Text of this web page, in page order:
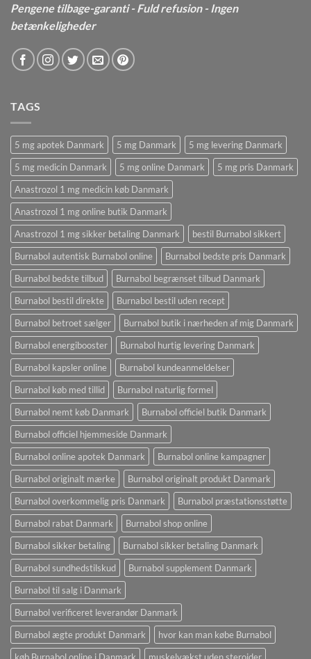
Pengene tilbage-garanti - Fuld refusion - Ingen
betænkeligheder
TAGS
5 mg apotek Danmark 5 mg Danmark
5 mg levering Danmark
5 mg medicin Danmark
5 mg online Danmark
5 mg pris Danmark
Anastrozol 1 mg medicin køb Danmark
Anastrozol 1 mg online butik Danmark
Anastrozol 1 mg sikker betaling Danmark
bestil Burnabol sikkert
Burnabol autentisk Burnabol online
Burnabol bedste pris Danmark
Burnabol bedste tilbud
Burnabol begrænset tilbud Danmark
Burnabol bestil direkte
Burnabol bestil uden recept
Burnabol betroet sælger
Burnabol butik i nærheden af ​​mig Danmark
Burnabol energibooster
Burnabol hurtig levering Danmark
Burnabol kapsler online
Burnabol kundeanmeldelser
Burnabol køb med tillid
Burnabol naturlig formel
Burnabol nemt køb Danmark
Burnabol officiel butik Danmark
Burnabol officiel hjemmeside Danmark
Burnabol online apotek Danmark
Burnabol online kampagner
Burnabol originalt mærke
Burnabol originalt produkt Danmark
Burnabol overkommelig pris Danmark
Burnabol præstationsstøtte
Burnabol rabat Danmark
Burnabol shop online
Burnabol sikker betaling
Burnabol sikker betaling Danmark
Burnabol sundhedstilskud
Burnabol supplement Danmark
Burnabol til salg i Danmark
Burnabol verificeret leverandør Danmark
Burnabol ægte produkt Danmark
hvor kan man købe Burnabol